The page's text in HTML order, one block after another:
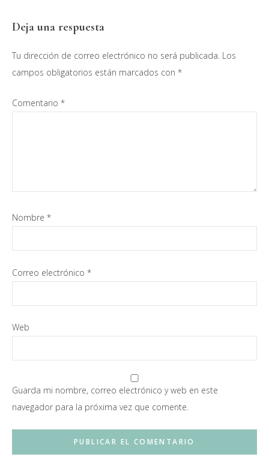
Interacciones
con
los
Deja una respuesta
Tu dirección de correo electrónico no será publicada. Los
campos obligatorios están marcados con *
Comentario *
Nombre *
Correo electrónico *
Web
Guarda mi nombre, correo electrónico y web en este
navegador para la próxima vez que comente.